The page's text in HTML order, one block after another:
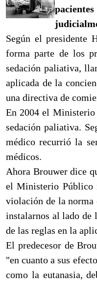
Según el presidente
forma parte de los
sedación paliativa,
aplicada de la
una directiva de
En 2004 el Ministerio
sedación paliativa.
médico recurrió la
médicos.
Ahora Brouwer dice
el Ministerio Público
violación de la norma
instalarnos al lado de
de las reglas en la
El predecesor de
"en cuanto a sus
como la eutanasia,